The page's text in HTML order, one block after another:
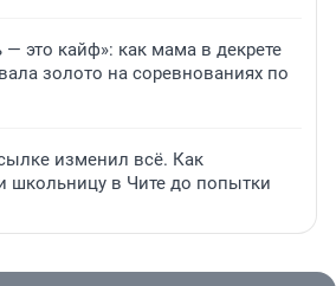
это кайф»: как мама в декрете
золото на соревнованиях по
изменил всё. Как
школьницу в Чите до попытки